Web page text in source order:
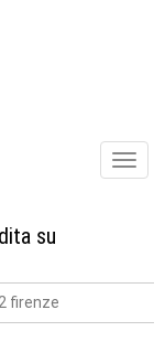
su
firenze